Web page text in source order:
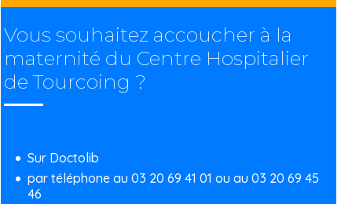
Vous souhaitez accoucher à la
maternité du Centre Hospitalier
de Tourcoing ?
Sur Doctolib
par téléphone au 03 20 69 41 01 ou au 03 20 69 45
46